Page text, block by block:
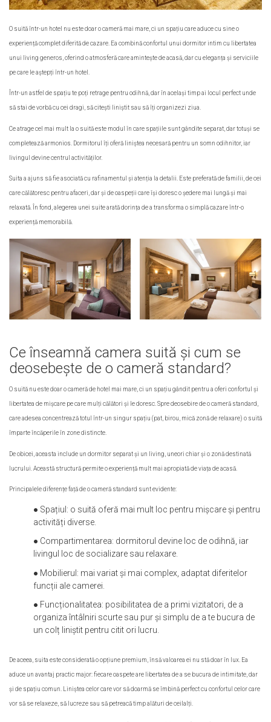
O suită într-un hotel nu este doar o cameră mai mare, ci un spațiu care aduce cu sine o
experiență complet diferită de cazare. Ea combină confortul unui dormitor intim cu libertatea
unui living generos, oferind o atmosferă care amintește de acasă, dar cu eleganța și serviciile
pe care le aștepți într-un hotel.
Într-un astfel de spațiu te poți retrage pentru odihnă, dar în același timp ai locul perfect unde
să stai de vorbă cu cei dragi, să citești liniștit sau să îți organizezi ziua.
Ce atrage cel mai mult la o suită este modul în care spațiile sunt gândite separat, dar totuși se
completează armonios. Dormitorul îți oferă liniștea necesară pentru un somn odihnitor, iar
livingul devine centrul activităților.
Suita a ajuns să fie asociată cu rafinamentul și atenția la detalii. Este preferată de familii, de cei
care călătoresc pentru afaceri, dar și de oaspeții care își doresc o ședere mai lungă și mai
relaxată. În fond, alegerea unei suite arată dorința de a transforma o simplă cazare într-o
experiență memorabilă.
Ce înseamnă camera suită și cum se
deosebește de o cameră standard?
O suită nu este doar o cameră de hotel mai mare, ci un spațiu gândit pentru a oferi confortul și
libertatea de mișcare pe care mulți călători și le doresc. Spre deosebire de o cameră standard,
care adesea concentrează totul într-un singur spațiu (pat, birou, mică zonă de relaxare) o suită
împarte încăperile în zone distincte.
De obicei, aceasta include un dormitor separat și un living, uneori chiar și o zonă destinată
lucrului. Această structură permite o experiență mult mai apropiată de viața de acasă.
Principalele diferențe față de o cameră standard sunt evidente:
● Spațiul: o suită oferă mai mult loc pentru mișcare și pentru
activități diverse.
● Compartimentarea: dormitorul devine loc de odihnă, iar
livingul loc de socializare sau relaxare.
● Mobilierul: mai variat și mai complex, adaptat diferitelor
funcții ale camerei.
● Funcționalitatea: posibilitatea de a primi vizitatori, de a
organiza întâlniri scurte sau pur și simplu de a te bucura de
un colț liniștit pentru citit ori lucru.
De aceea, suita este considerată o opțiune premium, însă valoarea ei nu stă doar în lux. Ea
aduce un avantaj practic major: fiecare oaspete are libertatea de a se bucura de intimitate, dar
și de spațiu comun. Liniștea celor care vor să doarmă se îmbină perfect cu confortul celor care
vor să se relaxeze, să lucreze sau să petreacă timp alături de ceilalți.